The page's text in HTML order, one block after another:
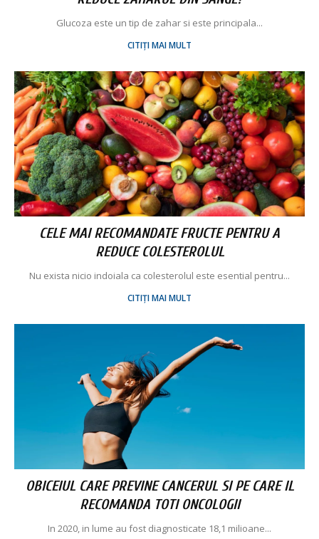
Glucoza este un tip de zahar si este principala...
CITIȚI MAI MULT
CELE MAI RECOMANDATE FRUCTE PENTRU A
REDUCE COLESTEROLUL
Nu exista nicio indoiala ca colesterolul este esential pentru...
CITIȚI MAI MULT
OBICEIUL CARE PREVINE CANCERUL SI PE CARE IL
RECOMANDA TOTI ONCOLOGII
In 2020, in lume au fost diagnosticate 18,1 milioane...